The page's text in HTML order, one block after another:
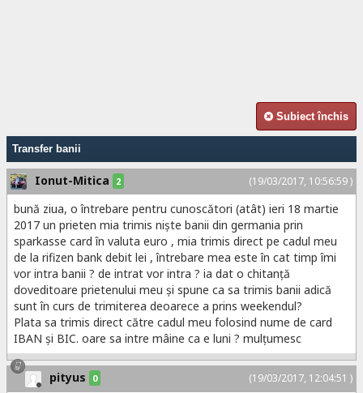
Subiect închis
Transfer banii
(19/03/2017, 10:56:59 )
Ionut-Mitica 2
bună ziua, o întrebare pentru cunoscători (atât) ieri 18 martie
2017 un prieten mia trimis niște banii din germania prin
sparkasse card în valuta euro , mia trimis direct pe cadul meu
de la rifizen bank debit lei , întrebare mea este în cat timp îmi
vor intra banii ? de intrat vor intra ? ia dat o chitanță
doveditoare prietenului meu și spune ca sa trimis banii adică
sunt în curs de trimiterea deoarece a prins weekendul?
Plata sa trimis direct către cadul meu folosind nume de card
IBAN și BIC. oare sa intre mâine ca e luni ? mulțumesc
(19/03/2017, 12:04:51 )
pityus 0